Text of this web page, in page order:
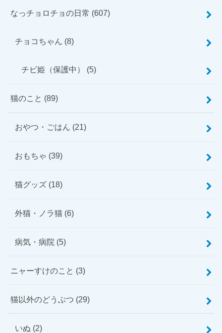
なっチョロチョの日常 (607)
チョコちゃん (8)
チビ姫（保護中） (5)
猫のこと (89)
おやつ・ごはん (21)
おもちゃ (39)
猫グッズ (18)
外猫・ノラ猫 (6)
病気・病院 (5)
ニャーすけのこと (3)
猫以外のどうぶつ (29)
いぬ (2)